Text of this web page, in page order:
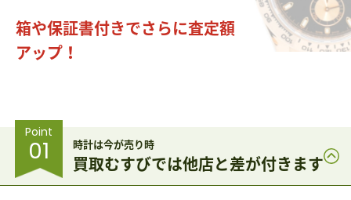
箱や保証書付きでさらに査定額
アップ！
Point
01 時計は今が売り時
買取むすびでは他店と差が付きます